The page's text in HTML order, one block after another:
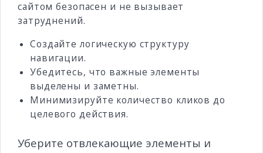
сайтом безопасен и не вызывает
затруднений.
Создайте логическую структуру
навигации.
Убедитесь, что важные элементы
выделены и заметны.
Минимизируйте количество кликов до
целевого действия.
Уберите отвлекающие элементы и